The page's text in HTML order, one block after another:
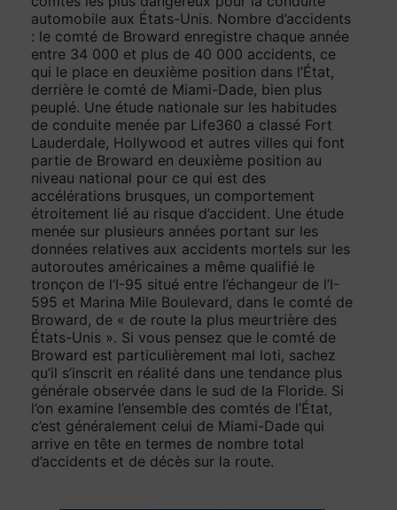
automobile aux États-Unis. Nombre d’accidents
: le comté de Broward enregistre chaque année
entre 34 000 et plus de 40 000 accidents, ce
qui le place en deuxième position dans l’État,
derrière le comté de Miami-Dade, bien plus
peuplé. Une étude nationale sur les habitudes
de conduite menée par Life360 a classé Fort
Lauderdale, Hollywood et autres villes qui font
partie de Broward en deuxième position au
niveau national pour ce qui est des
accélérations brusques, un comportement
étroitement lié au risque d’accident. Une étude
menée sur plusieurs années portant sur les
données relatives aux accidents mortels sur les
autoroutes américaines a même qualifié le
tronçon de l’I-95 situé entre l’échangeur de l’I-
595 et Marina Mile Boulevard, dans le comté de
Broward, de « de route la plus meurtrière des
États-Unis ». Si vous pensez que le comté de
Broward est particulièrement mal loti, sachez
qu’il s’inscrit en réalité dans une tendance plus
générale observée dans le sud de la Floride. Si
l’on examine l’ensemble des comtés de l’État,
c’est généralement celui de Miami-Dade qui
arrive en tête en termes de nombre total
d’accidents et de décès sur la route.